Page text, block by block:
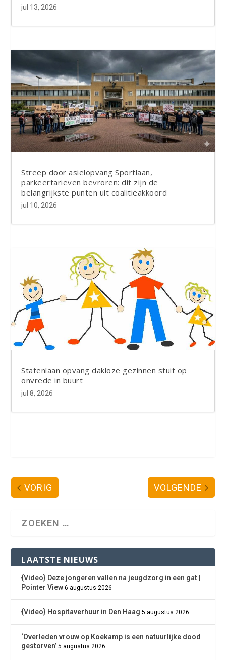
jul 13, 2026
Streep door asielopvang Sportlaan,
parkeertarieven bevroren: dit zijn de
belangrijkste punten uit coalitieakkoord
jul 10, 2026
Statenlaan opvang dakloze gezinnen stuit op
onvrede in buurt
jul 8, 2026
VORIG VOLGENDE
LAATSTE NIEUWS
{Video} Deze jongeren vallen na jeugdzorg in een gat |
Pointer View 6 augustus 2026
{Video} Hospitaverhuur in Den Haag 5 augustus 2026
‘Overleden vrouw op Koekamp is een natuurlijke dood
gestorven’ 5 augustus 2026